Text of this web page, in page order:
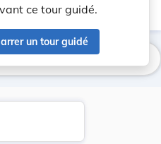
ce tour guidé.
un tour guidé